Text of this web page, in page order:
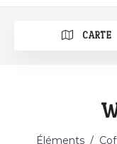
CARTE
Catégorie
Éléments /